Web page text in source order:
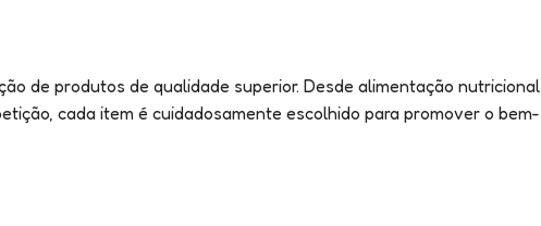
de produtos de qualidade superior. Desde alimentação nutricional
cada item é cuidadosamente escolhido para promover o bem-